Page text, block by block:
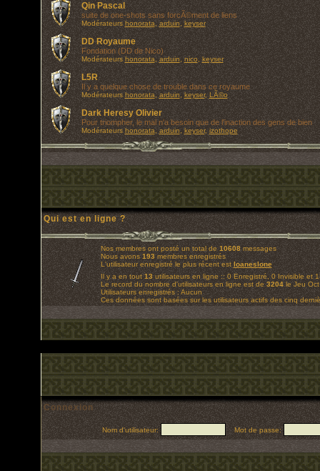
Qin Pascal
suite de one-shots sans forcÃ©ment de liens
Modérateurs honorata ,arduin ,keyser
DD Royaume
Fondation (DD de Nico)
Modérateurs honorata ,arduin ,nico ,keyser
L5R
Il y a quelque chose de trouble dans ce royaume
Modérateurs honorata ,arduin ,keyser,LÃ©o
Dark Heresy Olivier
Pour triompher, le mal n'a besoin que de l'inaction des gens de bien
Modérateurs honorata ,arduin ,keyser,izothope
Qui est en ligne ?
Nos membres ont posté un total de10608messages
Nous avons193membres enregistrés
L'utilisateur enregistré le plus récent est loaneslone
Il y a en tout13utilisateurs en ligne :: 0 Enregistré, 0 Invisible et
Le record du nombre d'utilisateurs en ligne est de3204le Jeu
Utilisateurs enregistrés : Aucun
Ces données sont basées sur les utilisateurs actifs des cinq
Connexion
Nom d'utilisateur: Mot de passe: